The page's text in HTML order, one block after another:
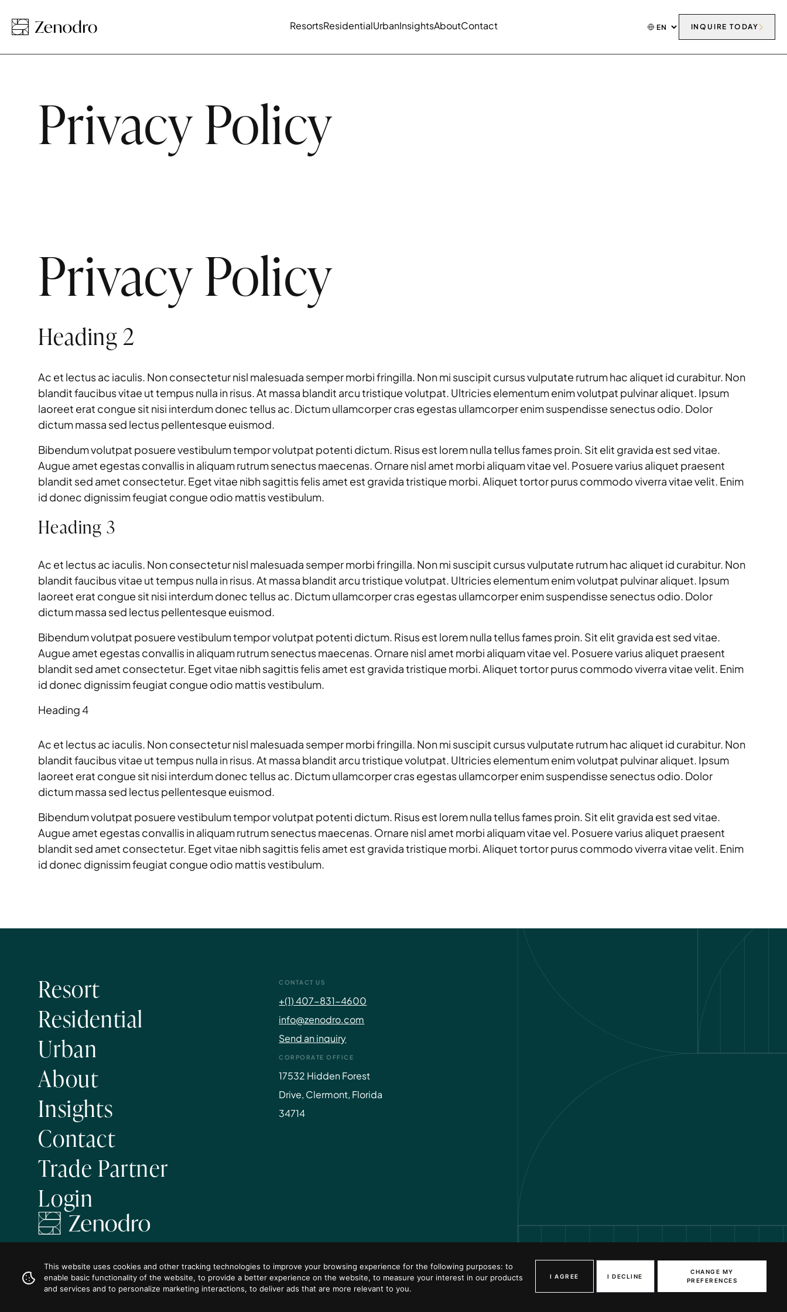
This website uses cookies and other tracking technologies to improve your browsing experience for the following purposes: to
enable basic functionality of the website, to provide a better experience on the website, to measure your interest in our products
and services and to personalize marketing interactions, to deliver ads that are more relevant to you.
I AGREE I DECLINE
CHANGE MY
PREFERENCES
ResortsResidentialUrbanInsightsAboutContact INQUIRE TODAY
Privacy Policy
Privacy Policy
Heading 2
Ac et lectus ac iaculis. Non consectetur nisl malesuada semper morbi fringilla. Non mi suscipit cursus vulputate rutrum hac aliquet id curabitur. Non
blandit faucibus vitae ut tempus nulla in risus. At massa blandit arcu tristique volutpat. Ultricies elementum enim volutpat pulvinar aliquet. Ipsum
laoreet erat congue sit nisi interdum donec tellus ac. Dictum ullamcorper cras egestas ullamcorper enim suspendisse senectus odio. Dolor
dictum massa sed lectus pellentesque euismod.
Bibendum volutpat posuere vestibulum tempor volutpat potenti dictum. Risus est lorem nulla tellus fames proin. Sit elit gravida est sed vitae.
Augue amet egestas convallis in aliquam rutrum senectus maecenas. Ornare nisl amet morbi aliquam vitae vel. Posuere varius aliquet praesent
blandit sed amet consectetur. Eget vitae nibh sagittis felis amet est gravida tristique morbi. Aliquet tortor purus commodo viverra vitae velit. Enim
id donec dignissim feugiat congue odio mattis vestibulum.
Heading 3
Ac et lectus ac iaculis. Non consectetur nisl malesuada semper morbi fringilla. Non mi suscipit cursus vulputate rutrum hac aliquet id curabitur. Non
blandit faucibus vitae ut tempus nulla in risus. At massa blandit arcu tristique volutpat. Ultricies elementum enim volutpat pulvinar aliquet. Ipsum
laoreet erat congue sit nisi interdum donec tellus ac. Dictum ullamcorper cras egestas ullamcorper enim suspendisse senectus odio. Dolor
dictum massa sed lectus pellentesque euismod.
Bibendum volutpat posuere vestibulum tempor volutpat potenti dictum. Risus est lorem nulla tellus fames proin. Sit elit gravida est sed vitae.
Augue amet egestas convallis in aliquam rutrum senectus maecenas. Ornare nisl amet morbi aliquam vitae vel. Posuere varius aliquet praesent
blandit sed amet consectetur. Eget vitae nibh sagittis felis amet est gravida tristique morbi. Aliquet tortor purus commodo viverra vitae velit. Enim
id donec dignissim feugiat congue odio mattis vestibulum.
Heading 4
Ac et lectus ac iaculis. Non consectetur nisl malesuada semper morbi fringilla. Non mi suscipit cursus vulputate rutrum hac aliquet id curabitur. Non
blandit faucibus vitae ut tempus nulla in risus. At massa blandit arcu tristique volutpat. Ultricies elementum enim volutpat pulvinar aliquet. Ipsum
laoreet erat congue sit nisi interdum donec tellus ac. Dictum ullamcorper cras egestas ullamcorper enim suspendisse senectus odio. Dolor
dictum massa sed lectus pellentesque euismod.
Bibendum volutpat posuere vestibulum tempor volutpat potenti dictum. Risus est lorem nulla tellus fames proin. Sit elit gravida est sed vitae.
Augue amet egestas convallis in aliquam rutrum senectus maecenas. Ornare nisl amet morbi aliquam vitae vel. Posuere varius aliquet praesent
blandit sed amet consectetur. Eget vitae nibh sagittis felis amet est gravida tristique morbi. Aliquet tortor purus commodo viverra vitae velit. Enim
id donec dignissim feugiat congue odio mattis vestibulum.
Resort
Residential
Urban
About
Insights
Contact
Trade Partner
Login
CONTACT US
+(1) 407-831-4600
info@zenodro.com
Send an inquiry
CORPORATE OFFICE
17532 Hidden Forest
Drive, Clermont, Florida
34714
Privacy Policy © 2026 ZenodroSite byNorthern Artillery